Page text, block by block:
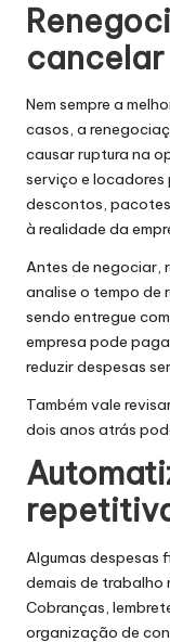
cancelar
Nem sempre a
casos, a
causar ruptura na
serviço e
descontos,
à realidade da
Antes de negociar,
analise o tempo de
sendo entregue
empresa pode
reduzir despesas
Também vale
dois anos atrás
Algumas despesas
demais de trabalho
Cobranças,
organização de